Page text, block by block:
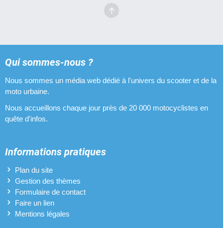
Qui sommes-nous ?
Nous sommes un média web dédié à l'univers du scooter et de la
moto urbaine.
Nous accueillons chaque jour près de 20 000 motocyclistes en
quête d'infos.
Informations pratiques
Plan du site
Gestion des thèmes
Formulaire de contact
Faire un lien
Mentions légales